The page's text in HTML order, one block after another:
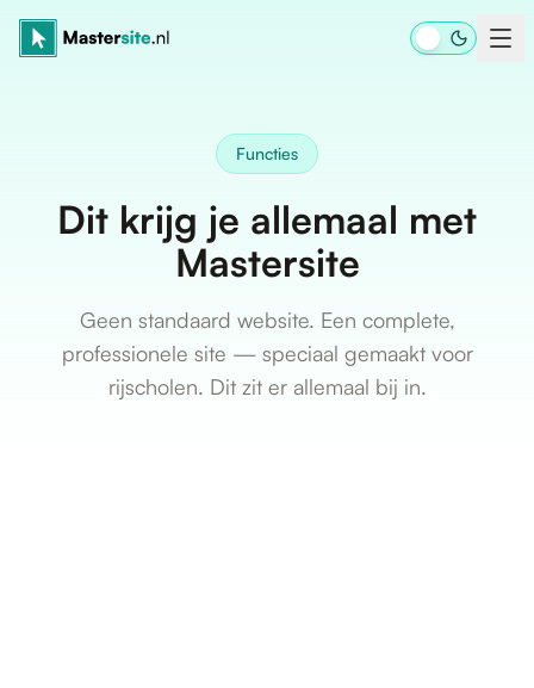
Ga naar inhoud
Functies
Dit krijg je allemaal met
Mastersite
Geen standaard website. Een complete,
professionele site — speciaal gemaakt voor
rijscholen. Dit zit er allemaal bij in.